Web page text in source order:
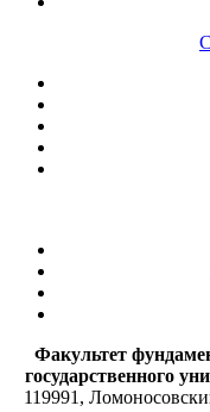
Факультет
государственного
119991,